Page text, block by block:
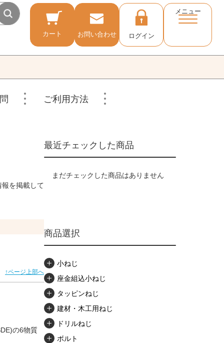
カート お問い合わせ ログイン
メニュー
ご利用方法
を掲載して
↑ページ上部へ
の6物質
最近チェックした商品
まだチェックした商品はありません
商品選択
小ねじ
座金組込小ねじ
タッピンねじ
建材・木工用ねじ
ドリルねじ
ボルト